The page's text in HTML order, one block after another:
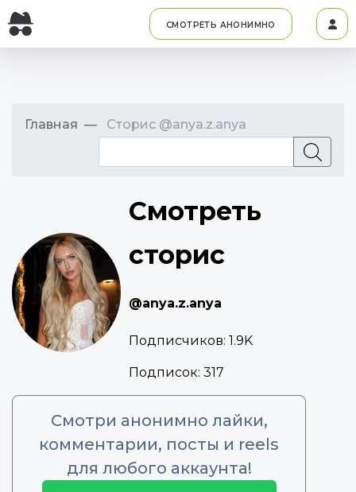
СМОТРЕТЬ АНОНИМНО
Главная Сторис @anya.z.anya
Смотреть
сторис
@anya.z.anya
Подписчиков: 1.9K
Подписок: 317
Смотри анонимно лайки,
комментарии, посты и reels
для любого аккаунта!